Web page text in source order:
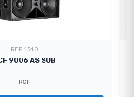
REF. 1340
9006 AS SUB
RCF